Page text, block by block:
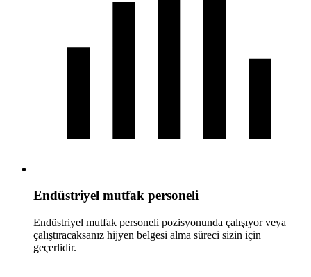
Endüstriyel mutfak personeli
Endüstriyel mutfak personeli pozisyonunda çalışıyor veya
çalıştıracaksanız hijyen belgesi alma süreci sizin için
geçerlidir.